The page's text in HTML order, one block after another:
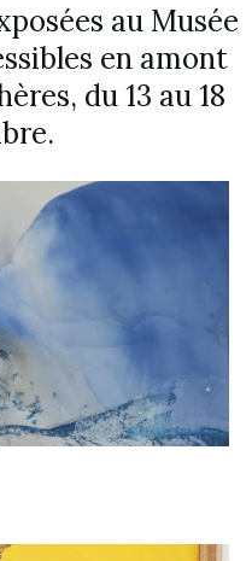
au Musée
en amont
du 13 au 18